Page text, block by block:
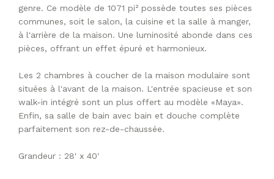
genre. Ce modèle de 1071 pi² possède toutes ses pièces
communes, soit le salon, la cuisine et la salle à manger,
à l'arrière de la maison. Une luminosité abonde dans ces
pièces, offrant un effet épuré et harmonieux.
Les 2 chambres à coucher de la maison modulaire sont
situées à l'avant de la maison. L'entrée spacieuse et son
walk-in intégré sont un plus offert au modèle «Maya».
Enfin, sa salle de bain avec bain et douche complète
parfaitement son rez-de-chaussée.
Grandeur : 28' x 40'